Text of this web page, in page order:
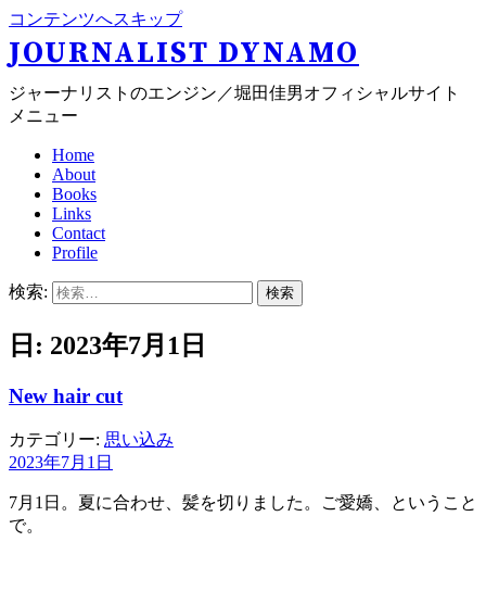
コンテンツへスキップ
JOURNALIST DYNAMO
ジャーナリストのエンジン／堀田佳男オフィシャルサイト
メニュー
Home
About
Books
Links
Contact
Profile
検索:
日: 2023年7月1日
New hair cut
カテゴリー: 思い込み
2023年7月1日
7月1日。夏に合わせ、髪を切りました。ご愛嬌、ということ
で。